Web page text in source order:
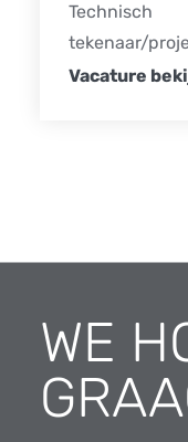
Technisch
tekenaar/
Vacature
WE